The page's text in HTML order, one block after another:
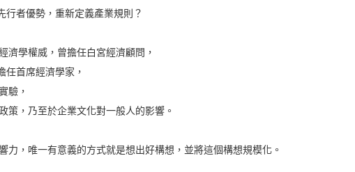
行者優勢，重新定義產業規則？
濟學權威，曾擔任白宮經濟顧問，
任首席經濟學家，
驗，
策，乃至於企業文化對一般人的影響。
力，唯一有意義的方式就是想出好構想，並將這個構想規模化。